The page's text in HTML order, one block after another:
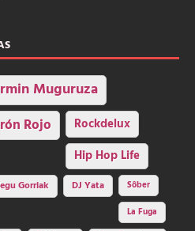
Muguruza
Rojo Rockdelux
Hip Hop Life
Gorriak DJ Yata
Sôber
La Fuga